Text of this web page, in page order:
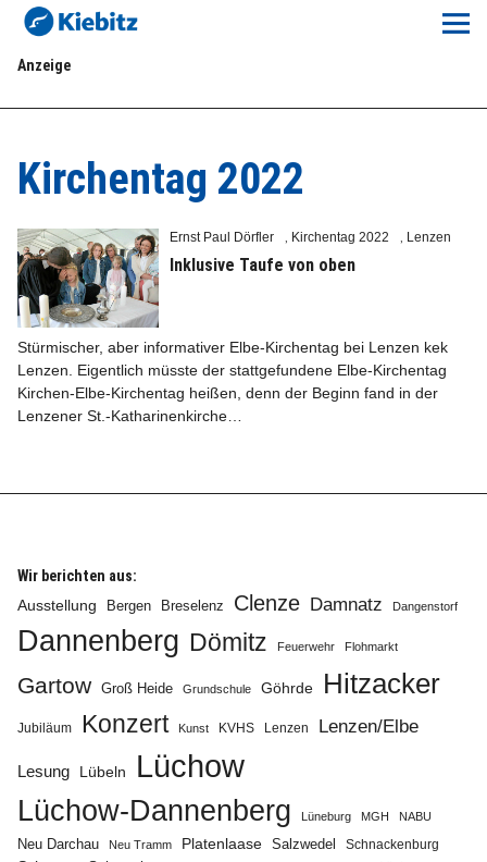
Kiebitz-Online
Veranstaltungskalender
Anzeigenpreise
Meine Region Online
Elbeflirt
Info
Anzeige
Kirchentag 2022
Ernst Paul Dörfler Kirchentag 2022 Lenzen
Inklusive Taufe von oben
Stürmischer, aber informativer Elbe-Kirchentag bei Lenzen kek
Lenzen. Eigentlich müsste der stattgefundene Elbe-Kirchentag
Kirchen-Elbe-Kirchentag heißen, denn der Beginn fand in der
Lenzener St.-Katharinenkirche…
Wir berichten aus:
Ausstellung
Bergen Breselenz Clenze Damnatz Dangenstorf
Dannenberg Dömitz Feuerwehr Flohmarkt
Gartow Groß Heide Grundschule Göhrde Hitzacker
Jubiläum Konzert Kunst KVHS Lenzen Lenzen/Elbe
Lesung Lübeln Lüchow
Lüchow-Dannenberg Lüneburg MGH NABU
Neu Darchau Neu Tramm Platenlaase Salzwedel Schnackenburg